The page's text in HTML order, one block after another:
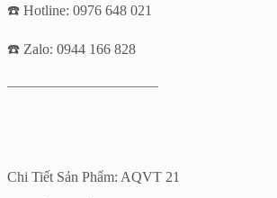
☎️ Hotline: 0976 648 021
☎️ Zalo: 0944 166 828
——————————–
Chi Tiết Sản Phẩm: AQVT 21